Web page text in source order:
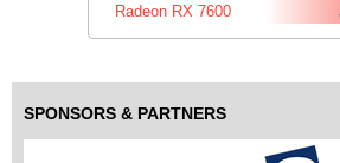
Radeon RX 7600
SPONSORS & PARTNERS